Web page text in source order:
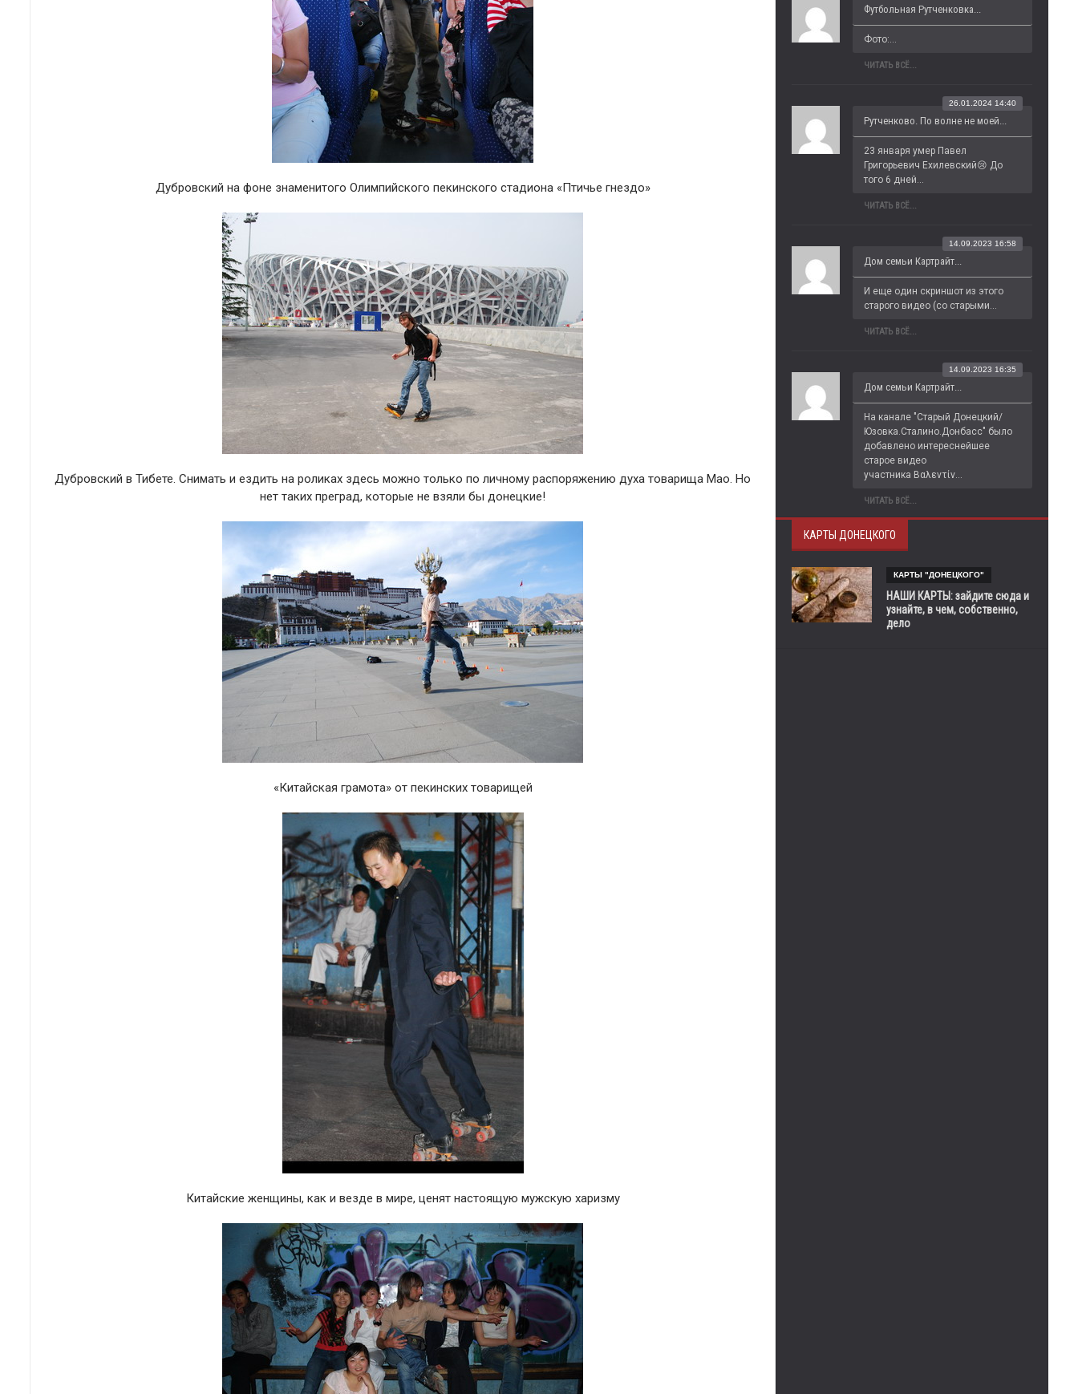
Дубровский на фоне знаменитого Олимпийского пекинского стадиона «Птичье гнездо»
Дубровский в Тибете. Снимать и ездить на роликах здесь можно только по личному распоряжению духа товарища Мао. Но
нет таких преград, которые не взяли бы донецкие!
«Китайская грамота» от пекинских товарищей
Китайские женщины, как и везде в мире, ценят настоящую мужскую харизму
Футбольная Рутченковка...
Фото:...
ЧИТАТЬ ВСЁ...
Рутченково. По волне не моей...
26.01.2024 14:40
23 января умер Павел
Григорьевич Ехилевский😢 До
того 6 дней...
ЧИТАТЬ ВСЁ...
Дом семьи Картрайт...
14.09.2023 16:58
И еще один скриншот из этого
старого видео (со старыми...
ЧИТАТЬ ВСЁ...
Дом семьи Картрайт...
14.09.2023 16:35
На канале "Старый Донецкий/
Юзовка.Сталино.Донбасс" было
добавлено интереснейшее
старое видео
участника Βαλεντίν...
ЧИТАТЬ ВСЁ...
КАРТЫ ДОНЕЦКОГО
КАРТЫ "ДОНЕЦКОГО"
НАШИ КАРТЫ: зайдите сюда и
узнайте, в чем, собственно,
дело